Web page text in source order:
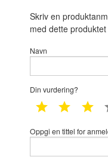
Skriv en
med dette
Navn
Din vurdering?
1 star 2 star 3
Oppgi en tittel for